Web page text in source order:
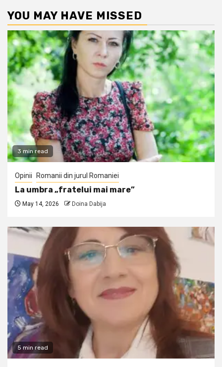
YOU MAY HAVE MISSED
3 min read
Opinii Romanii din jurul Romaniei
La umbra „fratelui mai mare”
May 14, 2026 Doina Dabija
5 min read